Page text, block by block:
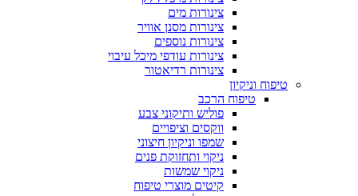
צינורות מים
צינורות מסנן אוויר
צינורות נוספים
צינורות עודפי מיכל עיבוי
צינורות רדיאטור
טיפוח וניקיון
טיפוח הרכב
פוליש ותיקוני צבע
ווקסים וציפויים
שמפו וניקיון חיצוני
ניקוי ותחזוקת פנים
ניקוי שמשות
קיטים מוצרי טיפוח